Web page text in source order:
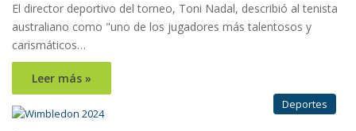
El director deportivo del torneo, Toni Nadal, describió al tenista
australiano como "uno de los jugadores más talentosos y
carismáticos…
Leer más »
Deportes